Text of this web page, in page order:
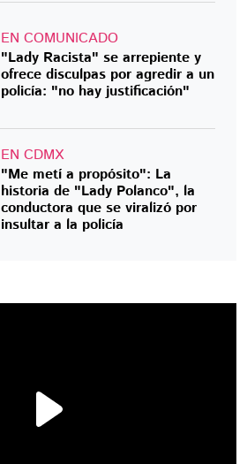
EN COMUNICADO
"Lady Racista" se arrepiente y
ofrece disculpas por agredir a un
policía: "no hay justificación"
EN CDMX
"Me metí a propósito": La
historia de "Lady Polanco", la
conductora que se viralizó por
insultar a la policía